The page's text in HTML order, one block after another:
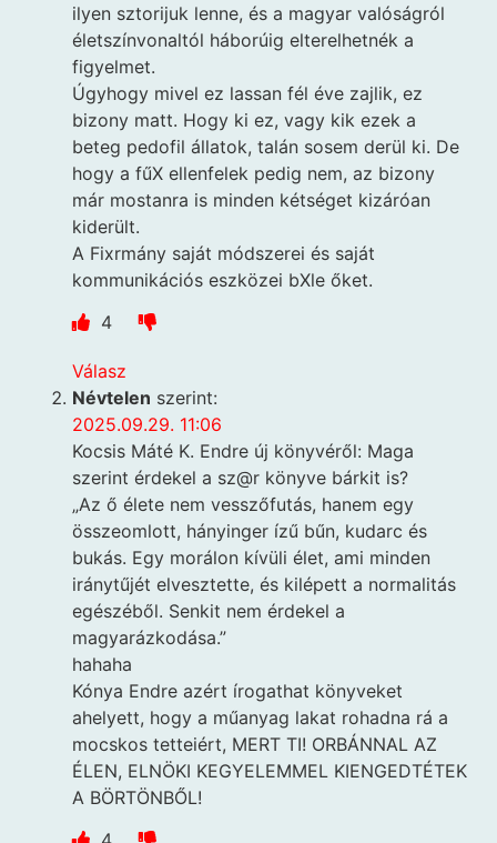
ilyen sztorijuk lenne, és a magyar valóságról
életszínvonaltól háborúig elterelhetnék a
figyelmet.
Úgyhogy mivel ez lassan fél éve zajlik, ez
bizony matt. Hogy ki ez, vagy kik ezek a
beteg pedofil állatok, talán sosem derül ki. De
hogy a fűX ellenfelek pedig nem, az bizony
már mostanra is minden kétséget kizáróan
kiderült.
A Fixrmány saját módszerei és saját
kommunikációs eszközei bXle őket.
4
Válasz
Névtelen szerint:
2025.09.29. 11:06
Kocsis Máté K. Endre új könyvéről: Maga
szerint érdekel a sz@r könyve bárkit is?
„Az ő élete nem vesszőfutás, hanem egy
összeomlott, hányinger ízű bűn, kudarc és
bukás. Egy morálon kívüli élet, ami minden
iránytűjét elvesztette, és kilépett a normalitás
egészéből. Senkit nem érdekel a
magyarázkodása.”
hahaha
Kónya Endre azért írogathat könyveket
ahelyett, hogy a műanyag lakat rohadna rá a
mocskos tetteiért, MERT TI! ORBÁNNAL AZ
ÉLEN, ELNÖKI KEGYELEMMEL KIENGEDTÉTEK
A BÖRTÖNBŐL!